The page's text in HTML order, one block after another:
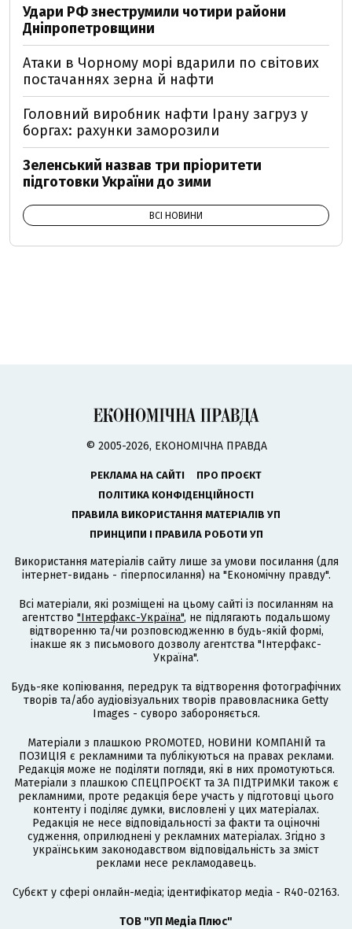
Удари РФ знеструмили чотири райони
Дніпропетровщини
Атаки в Чорному морі вдарили по світових
постачаннях зерна й нафти
Головний виробник нафти Ірану загруз у
боргах: рахунки заморозили
Зеленський назвав три пріоритети
підготовки України до зими
ВСІ НОВИНИ
© 2005-2026, ЕКОНОМІЧНА ПРАВДА
РЕКЛАМА НА САЙТІ
ПРО ПРОЄКТ
ПОЛІТИКА КОНФІДЕНЦІЙНОСТІ
ПРАВИЛА ВИКОРИСТАННЯ МАТЕРІАЛІВ УП
ПРИНЦИПИ І ПРАВИЛА РОБОТИ УП
Використання матеріалів сайту лише за умови посилання (для
інтернет-видань - гіперпосилання) на "Економічну правду".
Всі матеріали, які розміщені на цьому сайті із посиланням на
агентство "Інтерфакс-Україна", не підлягають подальшому
відтворенню та/чи розповсюдженню в будь-якій формі,
інакше як з письмового дозволу агентства "Інтерфакс-
Україна".
Будь-яке копіювання, передрук та відтворення фотографічних
творів та/або аудіовізуальних творів правовласника Getty
Images - суворо забороняється.
Матеріали з плашкою PROMOTED, НОВИНИ КОМПАНІЙ та
ПОЗИЦІЯ є рекламними та публікуються на правах реклами.
Редакція може не поділяти погляди, які в них промотуються.
Матеріали з плашкою СПЕЦПРОЄКТ та ЗА ПІДТРИМКИ також є
рекламними, проте редакція бере участь у підготовці цього
контенту і поділяє думки, висловлені у цих матеріалах.
Редакція не несе відповідальності за факти та оціночні
судження, оприлюднені у рекламних матеріалах. Згідно з
українським законодавством відповідальність за зміст
реклами несе рекламодавець.
Cубєкт у сфері онлайн-медіа; ідентифікатор медіа - R40-02163.
ТОВ "УП Медіа Плюс"